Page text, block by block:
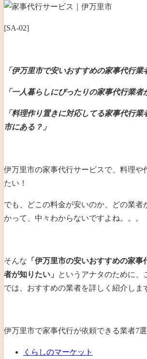
[SA-02]
「伊万里市で安いおすすめの家事代行業
「一人暮らしにぴったりの家事代行業者
「料理作り置きに対応してる家事代行業
市にある？」
伊万里市の家事代行サービスで、料理や
たい！
でも、どこの料金が安いのか、どの業者
かって、中々わからないですよね。。。
そんな 「伊万里市の安いおすすめの家事
者が知りたい」
というアナタのために、
では、おすすめの業者を詳しく紹介しま
伊万里市で家事代行が依頼できる業者7選
くらしのマーケット